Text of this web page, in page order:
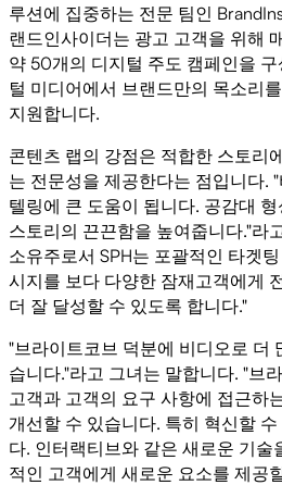
루션에 집중하는 전문 팀인
랜드인사이더는 광고 고객을 위해
약 50개의 디지털 주도 캠페인을
털 미디어에서 브랜드만의 목소리
지원합니다.
콘텐츠 랩의 강점은 적합한 스토리
는 전문성을 제공한다는 점입니다.
텔링에 큰 도움이 됩니다. 공감대
스토리의 끈끈함을 높여줍니다."라
소유주로서 SPH는 포괄적인 타겟
시지를 보다 다양한 잠재고객에게
더 잘 달성할 수 있도록 합니다."
"브라이트코브 덕분에 비디오로 더
습니다."라고 그녀는 말합니다. "브
고객과 고객의 요구 사항에 접근하
개선할 수 있습니다. 특히 혁신할
다. 인터랙티브와 같은 새로운 기술
적인 고객에게 새로운 요소를 제공